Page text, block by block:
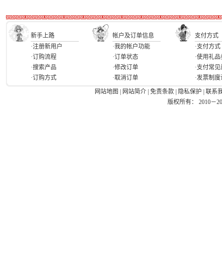
新手上路 帐户及订单信息
支付方式
·注册新用户
·订购流程
·搜索产品
·订购方式
·我的帐户功能
·订单状态
·修改订单
·取消订单
·支付方式
·使用礼品
·支付常
·发票制
网站地图
网站简介 免责条款 隐私保护
联系
版权所有： 2010－